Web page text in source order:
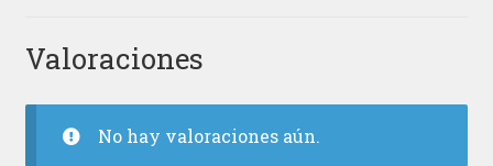
Valoraciones
No hay valoraciones aún.